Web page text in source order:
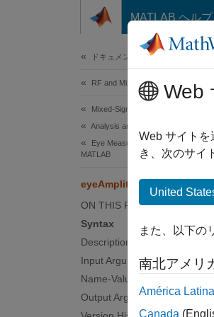
コンテンツへスキップ
MATLAB ヘル
ドキュメンテーションのホーム
RF and Mixed Signal
Mixed-Signal Blockset
Analysis and Optimization
Eye Measurements, Jitter, and
MATLAB
eyeAmplitude
ON THIS PAGE
Syntax
Description
Input Arguments
Name-Value Arguments
Output Arguments
Web
Web サイト
き、次のサイ
United
また、以下の
南北アメリ
América Latina
Canada